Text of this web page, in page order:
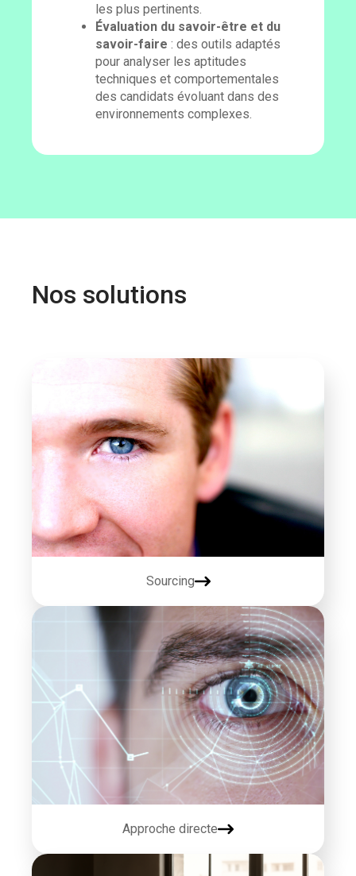
les plus pertinents.
Évaluation du savoir-être et du
savoir-faire : des outils adaptés
pour analyser les aptitudes
techniques et comportementales
des candidats évoluant dans des
environnements complexes.
Nos solutions
Sourcing
Approche directe